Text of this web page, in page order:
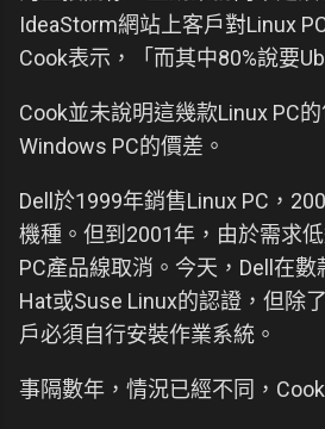
IdeaStorm網站上客戶對Linux
Cook表示，「而其中80%說要
Cook並未說明這幾款Linux PC
Windows PC的價差。
Dell於1999年銷售Linux PC，
機種。但到2001年，由於需求
PC產品線取消。今天，Dell在數
Hat或Suse Linux的認證，但除
戶必須自行安裝作業系統。
事隔數年，情況已經不同，Cook